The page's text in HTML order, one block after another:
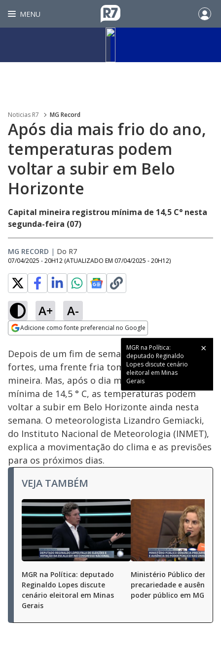
MENU
Noticias R7 MG Record
Após dia mais frio do ano,
temperaturas podem
voltar a subir em Belo
Horizonte
Capital mineira registrou mínima de 14,5 C° nesta
segunda-feira (07)
MG RECORD | Do R7
07/04/2025 - 20H12 (ATUALIZADO EM 07/04/2025 - 20H12)
A+ A-
Adicione como fonte preferencial no Google
Ativar
Loaded
32.80%
Depois de um fim de semana com ventos
fortes, uma frente fria tomou conta da capital
mineira. Mas, após o dia mais frio do ano, com
mínima de 14,5 ° C, as temperaturas podem
voltar a subir em Belo Horizonte ainda nesta
semana. O meteorologista Lizandro Gemiacki,
do Instituto Nacional de Meteorologia (INMET),
explica a movimentação do clima e as previsões
para os próximos dias.
VEJA TAMBÉM
MGR na Política: deputado
Reginaldo Lopes discute
cenário eleitoral em Minas
Gerais
Ministério Público
precariedade e ausência
poder público em MG